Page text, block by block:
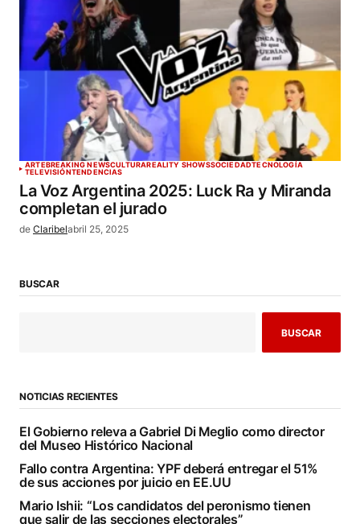
ARTEBREAKING NEWSCULTURAREALITY SHOWSSOCIEDADTECNOLOGÍA
TELEVISIÓNTENDENCIAS
La Voz Argentina 2025: Luck Ra y Miranda
completan el jurado
de Claribelabril 25, 2025
BUSCAR
BUSCAR
NOTICIAS RECIENTES
El Gobierno releva a Gabriel Di Meglio como director
del Museo Histórico Nacional
Fallo contra Argentina: YPF deberá entregar el 51%
de sus acciones por juicio en EE.UU
Mario Ishii: “Los candidatos del peronismo tienen
que salir de las secciones electorales”